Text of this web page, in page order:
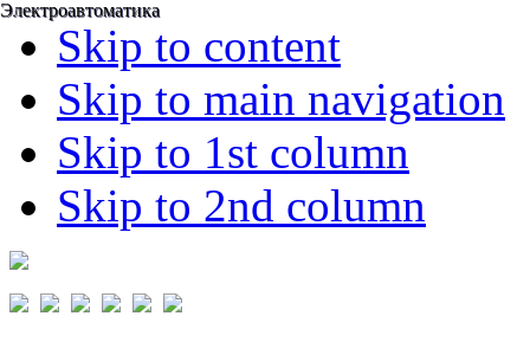
Skip to content
Skip to main navigation
Skip to 1st column
Skip to 2nd column
Электроавтоматика
Электроавтоматика